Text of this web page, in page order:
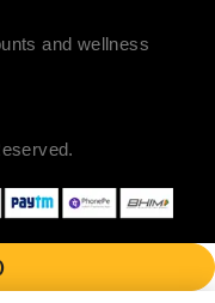
and wellness